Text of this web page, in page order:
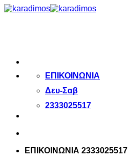
Μετάβαση
ΕΠΙΚΟΙΝΩΝΙΑ
Δευ-Σαβ
2333025517
ΕΠΙΚΟΙΝΩΝΙΑ 2333025517